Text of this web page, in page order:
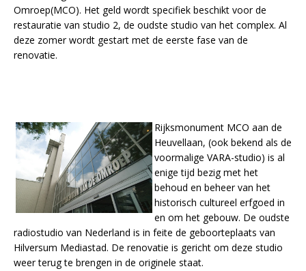
Omroep(MCO). Het geld wordt specifiek beschikt voor de
restauratie van studio 2, de oudste studio van het complex. Al
deze zomer wordt gestart met de eerste fase van de
renovatie.
Rijksmonument MCO aan de
Heuvellaan, (ook bekend als de
voormalige VARA-studio) is al
enige tijd bezig met het
behoud en beheer van het
historisch cultureel erfgoed in
en om het gebouw. De oudste
radiostudio van Nederland is in feite de geboorteplaats van
Hilversum Mediastad. De renovatie is gericht om deze studio
weer terug te brengen in de originele staat.